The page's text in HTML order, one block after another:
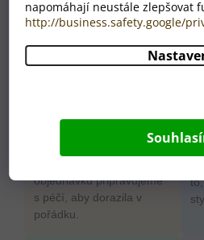
napomáhají neustále zlepšovat
http://business.safety.google/
Proč nakoupit u HOORAY?
objednávku připravujeme
s péčí, aby dorazila v
pořádku.